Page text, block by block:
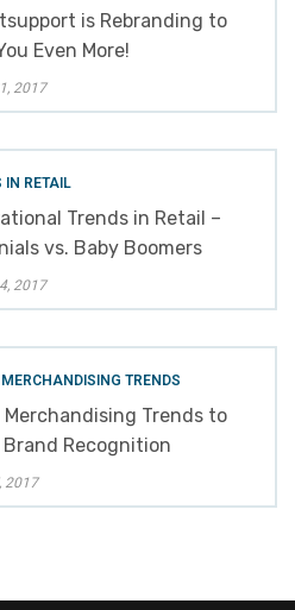
is Rebranding to
Even More!
2017
IN RETAIL
Trends in Retail –
vs. Baby Boomers
2017
TRENDS
Merchandising Trends to
Recognition
2017